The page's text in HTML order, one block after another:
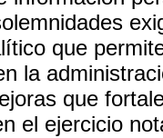
que
la
que
el ejercicio